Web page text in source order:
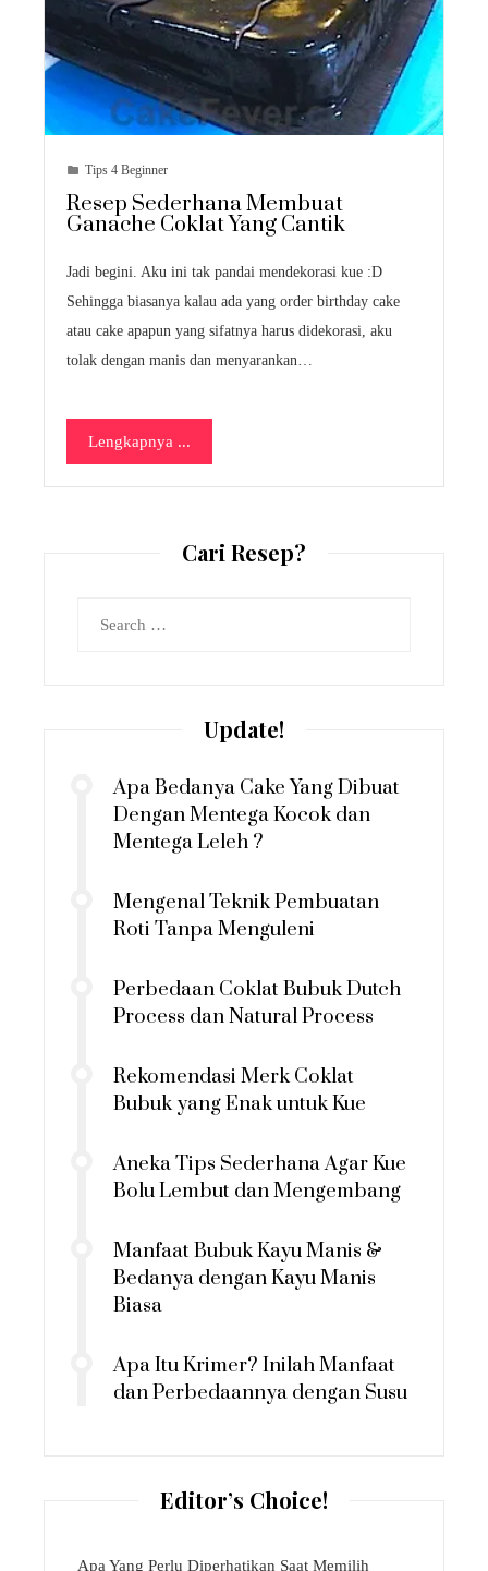
Tips 4 Beginner
Resep Sederhana Membuat
Ganache Coklat Yang Cantik
Jadi begini. Aku ini tak pandai mendekorasi kue :D
Sehingga biasanya kalau ada yang order birthday cake
atau cake apapun yang sifatnya harus didekorasi, aku
tolak dengan manis dan menyarankan…
Lengkapnya ...
Cari Resep?
Update!
Apa Bedanya Cake Yang Dibuat
Dengan Mentega Kocok dan
Mentega Leleh ?
Mengenal Teknik Pembuatan
Roti Tanpa Menguleni
Perbedaan Coklat Bubuk Dutch
Process dan Natural Process
Rekomendasi Merk Coklat
Bubuk yang Enak untuk Kue
Aneka Tips Sederhana Agar Kue
Bolu Lembut dan Mengembang
Manfaat Bubuk Kayu Manis &
Bedanya dengan Kayu Manis
Biasa
Apa Itu Krimer? Inilah Manfaat
dan Perbedaannya dengan Susu
Editor’s Choice!
Apa Yang Perlu Diperhatikan Saat Memilih